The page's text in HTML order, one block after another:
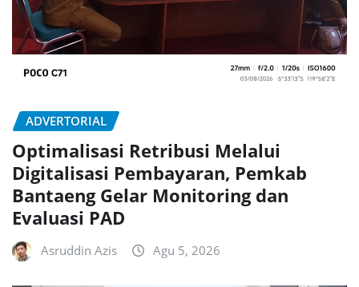
ADVERTORIAL
Optimalisasi Retribusi Melalui
Digitalisasi Pembayaran, Pemkab
Bantaeng Gelar Monitoring dan
Evaluasi PAD
Asruddin Azis Agu 5, 2026